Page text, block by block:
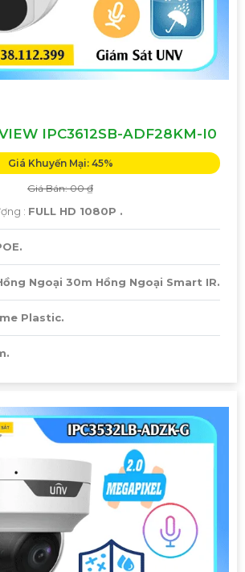
IPC3612SB-ADF28KM-I0
Giá Khuyến Mại: 45%
Giá Bán: 00 ₫
: FULL HD 1080P .
Ngoại 30m Hồng Ngoại Smart IR.
Plastic.